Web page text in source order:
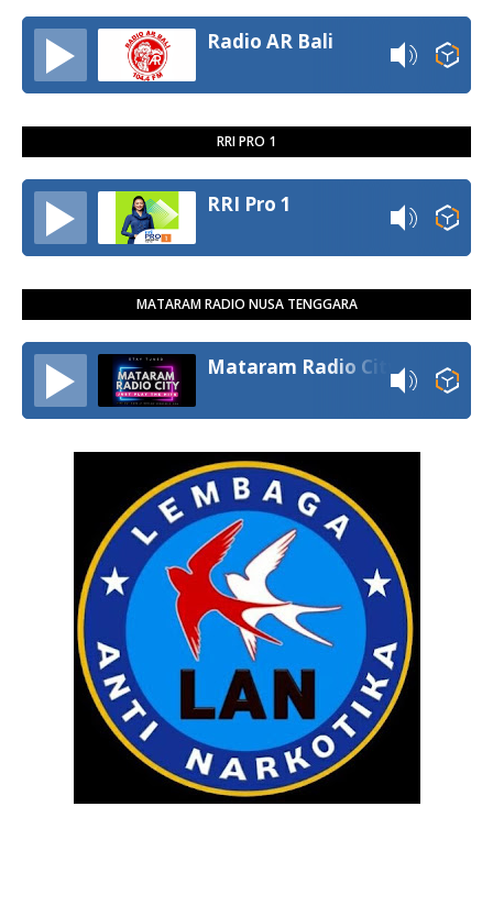
Radio AR Bali
RRI PRO 1
RRI Pro 1
MATARAM RADIO NUSA TENGGARA
Mataram Radio City